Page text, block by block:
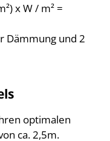
x W / m² =
Dämmung und 2
optimalen
ca. 2,5m.